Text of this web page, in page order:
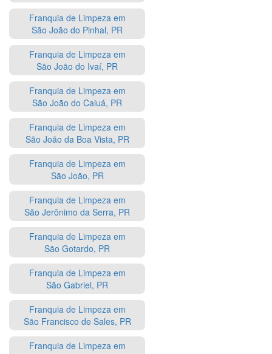
Franquia de Limpeza em
São João do Pinhal, PR
Franquia de Limpeza em
São João do Ivaí, PR
Franquia de Limpeza em
São João do Caiuá, PR
Franquia de Limpeza em
São João da Boa Vista, PR
Franquia de Limpeza em
São João, PR
Franquia de Limpeza em
São Jerônimo da Serra, PR
Franquia de Limpeza em
São Gotardo, PR
Franquia de Limpeza em
São Gabriel, PR
Franquia de Limpeza em
São Francisco de Sales, PR
Franquia de Limpeza em